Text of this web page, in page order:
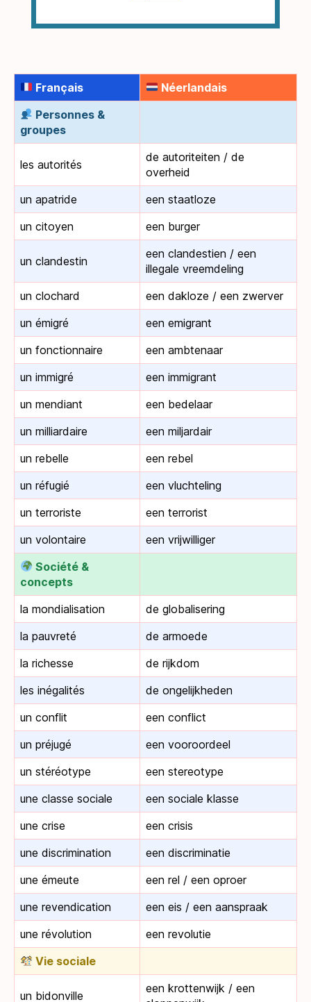
Français
Néerlandais
Personnes &
groupes
les autorités
de autoriteiten / de
overheid
un apatride
een staatloze
un citoyen
een burger
un clandestin
een clandestien / een
illegale vreemdeling
un clochard
een dakloze / een zwerver
un émigré
een emigrant
un fonctionnaire
een ambtenaar
un immigré
een immigrant
un mendiant
een bedelaar
un milliardaire
een miljardair
un rebelle
een rebel
un réfugié
een vluchteling
un terroriste
een terrorist
un volontaire
een vrijwilliger
Société &
concepts
la mondialisation
de globalisering
la pauvreté
de armoede
la richesse
de rijkdom
les inégalités
de ongelijkheden
un conflit
een conflict
un préjugé
een vooroordeel
un stéréotype
een stereotype
une classe sociale
een sociale klasse
une crise
een crisis
une discrimination
een discriminatie
une émeute
een rel / een oproer
une revendication
een eis / een aanspraak
une révolution
een revolutie
Vie sociale
un bidonville
een krottenwijk / een